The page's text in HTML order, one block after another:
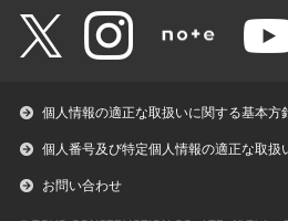
個人情報の適正な取扱いに関する基本方
個人番号及び特定個人情報の適正な取扱
お問い合わせ